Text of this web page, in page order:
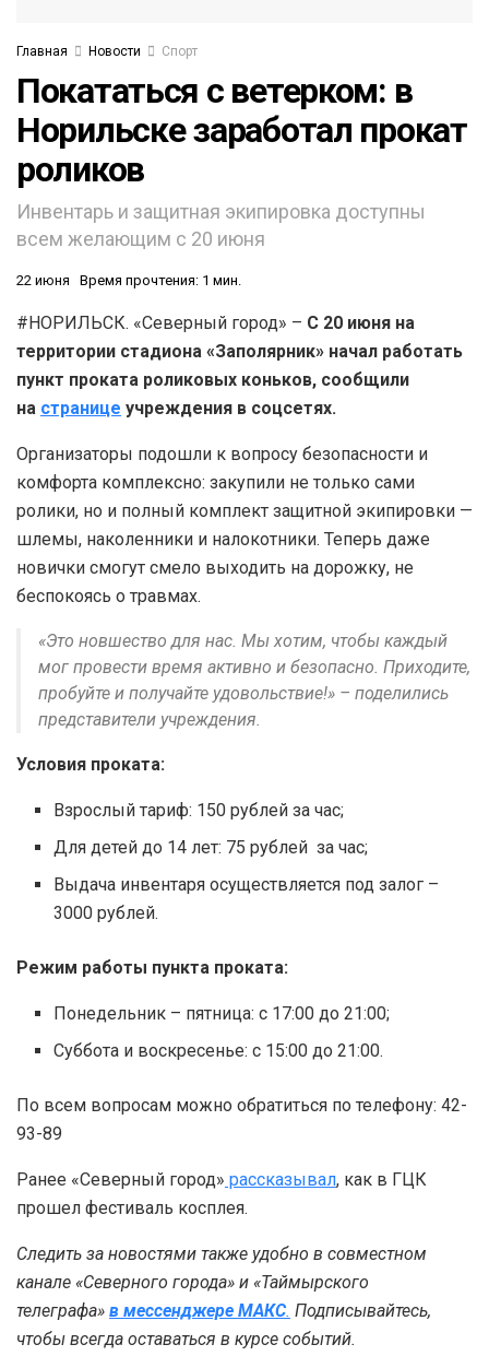
Главная Новости Спорт
Покататься с ветерком: в
Норильске заработал прокат
роликов
Инвентарь и защитная экипировка доступны
всем желающим с 20 июня
22 июня Время прочтения: 1 мин.
#НОРИЛЬСК. «Северный город» – С 20 июня на
территории стадиона «Заполярник» начал работать
пункт проката роликовых коньков, сообщили
на странице учреждения в соцсетях.
Организаторы подошли к вопросу безопасности и
комфорта комплексно: закупили не только сами
ролики, но и полный комплект защитной экипировки —
шлемы, наколенники и налокотники. Теперь даже
новички смогут смело выходить на дорожку, не
беспокоясь о травмах.
«Это новшество для нас. Мы хотим, чтобы каждый
мог провести время активно и безопасно. Приходите,
пробуйте и получайте удовольствие!» – поделились
представители учреждения.
Условия проката:
Взрослый тариф: 150 рублей за час;
Для детей до 14 лет: 75 рублей за час;
Выдача инвентаря осуществляется под залог –
3000 рублей.
Режим работы пункта проката:
Понедельник – пятница: с 17:00 до 21:00;
Суббота и воскресенье: с 15:00 до 21:00.
По всем вопросам можно обратиться по телефону: 42-
93-89
Ранее «Северный город» рассказывал, как в ГЦК
прошел фестиваль косплея.
Следить за новостями также удобно в совместном
канале «Северного города» и «Таймырского
телеграфа» в мессенджере MAКС. Подписывайтесь,
чтобы всегда оставаться в курсе событий.